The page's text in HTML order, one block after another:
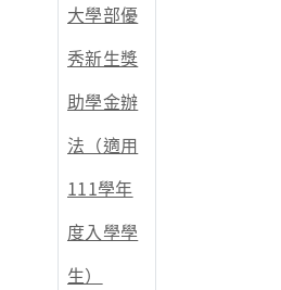
大學部優
秀新生獎
助學金辦
法（適用
111學年
度入學學
生）